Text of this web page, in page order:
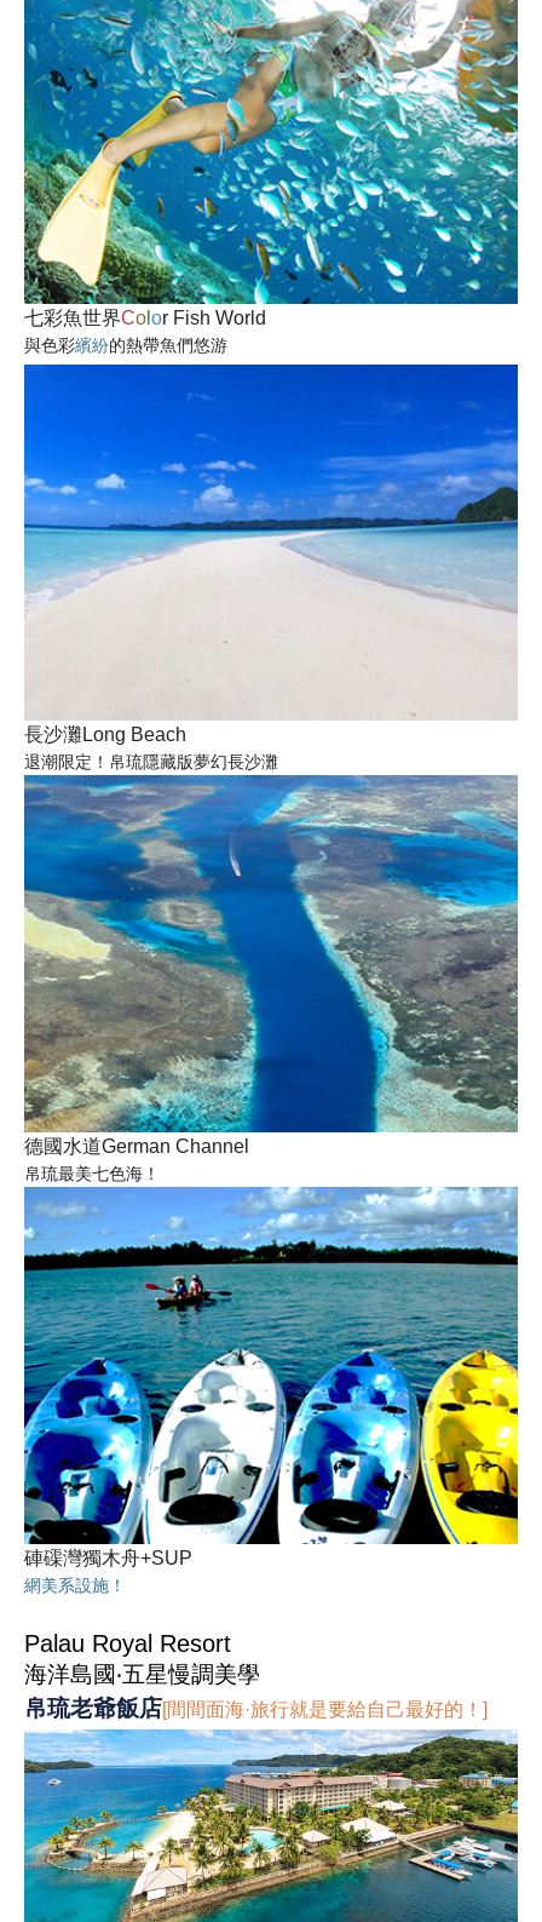
七彩魚世界Co or Fish World
與色彩繽紛的熱帶魚們悠游
長沙灘Long Beach
退潮限定！帛琉隱藏版夢幻長沙灘
德國水道German Channel
帛琉最美七色海！
硨磲灣獨木舟+SUP
網美系設施！
Palau Royal Resort
海洋島國‧五星慢調美學
帛琉老爺飯店[間間面海·旅行就是要給自己最好的！]